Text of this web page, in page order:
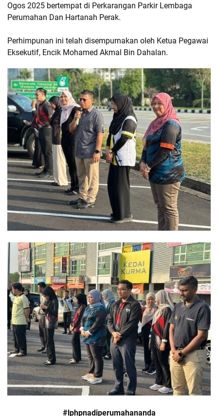
Ogos 2025 bertempat di Perkarangan Parkir Lembaga
Perumahan Dan Hartanah Perak.
Perhimpunan ini telah disempurnakan oleh Ketua Pegawai
Eksekutif, Encik Mohamed Akmal Bin Dahalan.
#lphpnadiperumahananda